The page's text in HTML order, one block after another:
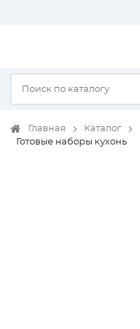
Главная Каталог
Готовые наборы кухонь